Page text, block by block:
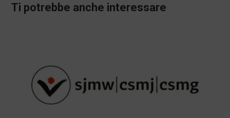
Ti potrebbe anche interessare